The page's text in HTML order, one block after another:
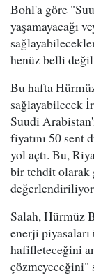
Bohl'a göre
yaşamayacağı
henüz belli
Bu hafta
sağlayabilecek
Suudi
fiyatını 50 sent
yol açtı. Bu,
bir tehdit
Salah, Hürmüz
enerji
hafifleteceğini
çözmeyeceğini"